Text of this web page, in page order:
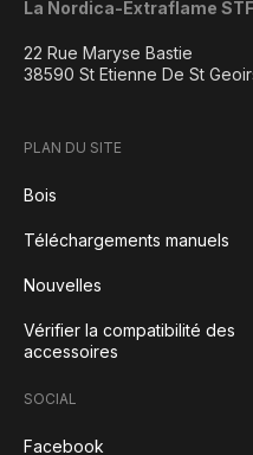
La Nordica-Extraflame
22 Rue Maryse Bastie
38590 St Etienne De St
PLAN DU SITE
Bois
Téléchargements manuels
Nouvelles
Vérifier la compatibilité des
accessoires
SOCIAL
Facebook